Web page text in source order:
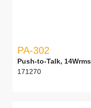
PA-302
Push-to-Talk, 14Wrms
171270